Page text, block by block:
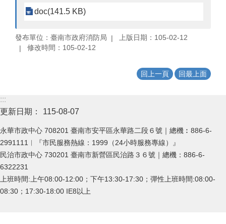
doc(141.5 KB)
發布單位：臺南市政府消防局
上版日期：105-02-12
修改時間：105-02-12
回上一頁 回最上面
:::
更新日期：
115-08-07
永華市政中心 708201 臺南市安平區永華路二段６號｜總機︰886-6-
2991111︱『市民服務熱線：1999（24小時服務專線）』
民治市政中心 730201 臺南市新營區民治路３６號｜總機：886-6-
6322231
上班時間:上午08:00-12:00；下午13:30-17:30；彈性上班時間:08:00-
08:30；17:30-18:00 IE8以上